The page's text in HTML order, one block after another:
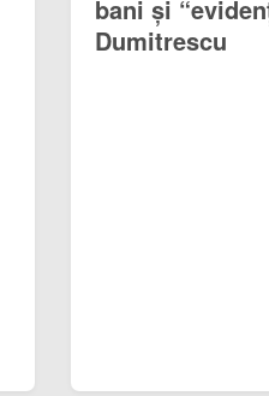
bani și
Dumitrescu